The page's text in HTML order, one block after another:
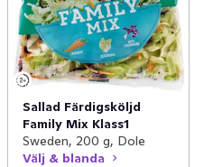
Sallad Färdigsköljd
Family Mix Klass1
Sweden, 200 g, Dole
Välj & blanda